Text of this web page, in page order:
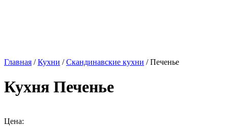
Главная /Кухни /Скандинавские кухни / Печенье
Кухня Печенье
Цена: